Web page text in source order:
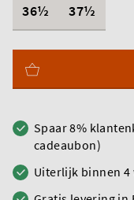
36½
37½
Spaar 8%
cadeaubon)
Uiterlijk binnen 4